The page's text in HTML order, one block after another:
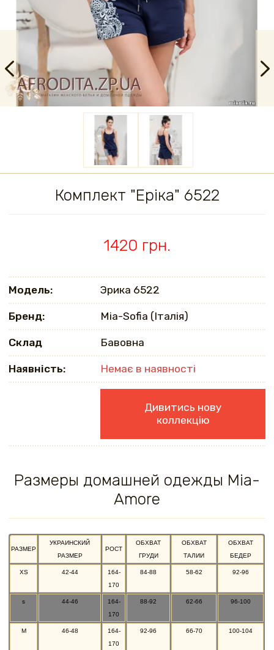
Комплект "Еріка" 6522
1420 грн.
Модель: Эрика 6522
Бренд: Mia-Sofia (Італія)
Склад Бавовна
Наявність: Немає в наявності
Дивитись нову
коллекцію
Размеры домашней одежды Mia-
Amore
РАЗМЕР
УКРАИНСКИЙ
РАЗМЕР
РОСТ
ОБХВАТ
ГРУДИ
ОБХВАТ
ТАЛИИ
ОБХВАТ
БЕДЕР
XS 42-44
164-
170
84-88 58-62 92-96
s 44-46
164-
170
88-92 62-66 96-100
M 46-48
164-
170
92-96 66-70 100-104